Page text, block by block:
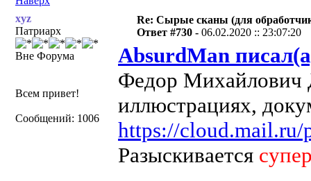
xyz
Патриарх
Вне Форума
Всем привет!
Сообщений: 1006
Re: Сырые сканы (для
Ответ #730 -06.02.2020 :: 23:07:20
AbsurdMan
Федор Михайлович
иллюстрациях,
https://
Разыскивается